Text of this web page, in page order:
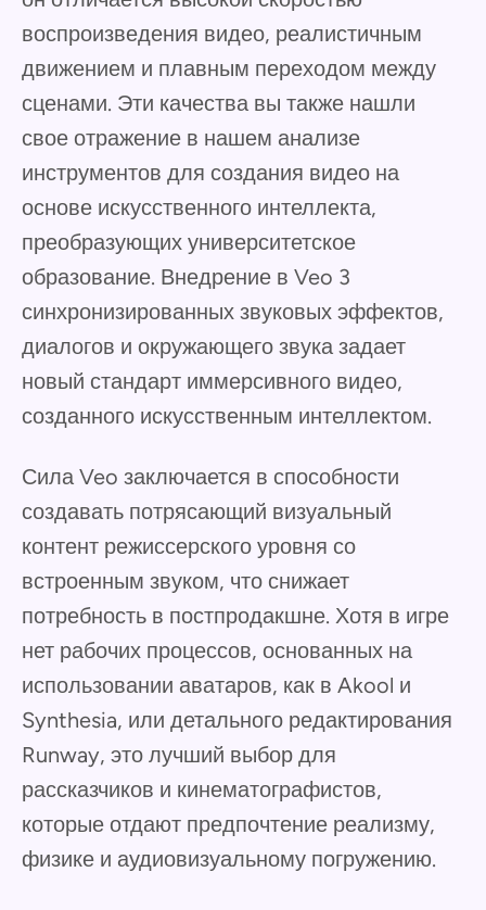
воспроизведения видео, реалистичным
движением и плавным переходом между
сценами. Эти качества вы также нашли
свое отражение в нашем анализе
инструментов для создания видео на
основе искусственного интеллекта,
преобразующих университетское
образование. Внедрение в Veo 3
синхронизированных звуковых эффектов,
диалогов и окружающего звука задает
новый стандарт иммерсивного видео,
созданного искусственным интеллектом.
Сила Veo заключается в способности
создавать потрясающий визуальный
контент режиссерского уровня со
встроенным звуком, что снижает
потребность в постпродакшне. Хотя в игре
нет рабочих процессов, основанных на
использовании аватаров, как в Akool и
Synthesia, или детального редактирования
Runway, это лучший выбор для
рассказчиков и кинематографистов,
которые отдают предпочтение реализму,
физике и аудиовизуальному погружению.